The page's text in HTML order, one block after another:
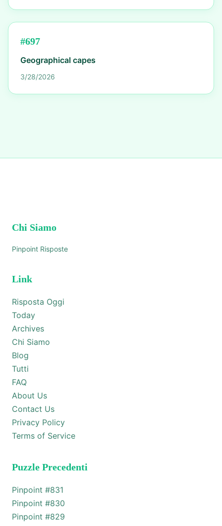
#697
Geographical capes
3/28/2026
Chi Siamo
Pinpoint Risposte
Link
Risposta Oggi
Today
Archives
Chi Siamo
Blog
Tutti
FAQ
About Us
Contact Us
Privacy Policy
Terms of Service
Puzzle Precedenti
Pinpoint #831
Pinpoint #830
Pinpoint #829